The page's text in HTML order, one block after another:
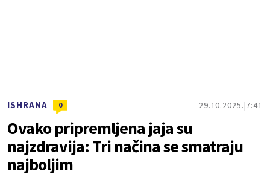
ISHRANA 0 29.10.2025. 7:41
Ovako pripremljena jaja su
najzdravija: Tri načina se smatraju
najboljim